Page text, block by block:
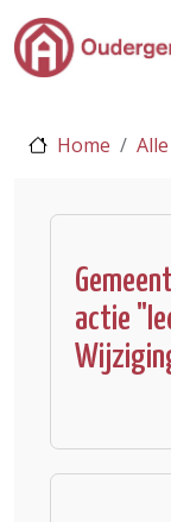
Ga naar de
eLoket
Leven in
In 1 klik
Home
actie